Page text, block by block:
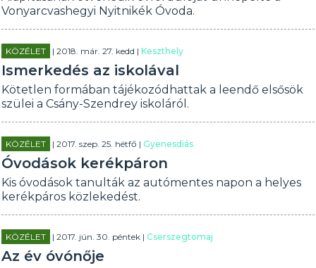
Vonyarcvashegyi Nyitnikék Óvoda.
KÖZÉLET | 2018. már. 27. kedd |Keszthely
Ismerkedés az iskolával
Kötetlen formában tájékozódhattak a leendő elsősök
szülei a Csány-Szendrey iskoláról.
KÖZÉLET | 2017. szep. 25. hétfő |Gyenesdiás
Óvodások kerékpáron
Kis óvodások tanulták az autómentes napon a helyes
kerékpáros közlekedést.
KÖZÉLET | 2017. jún. 30. péntek |Cserszegtomaj
Az év óvónője